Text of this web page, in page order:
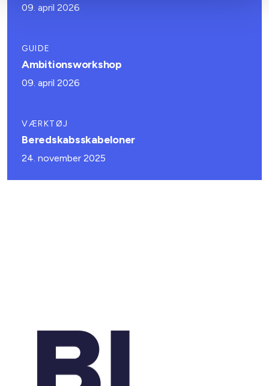
09. april 2026
GUIDE
Ambitionsworkshop
09. april 2026
VÆRKTØJ
Beredskabsskabeloner
24. november 2025